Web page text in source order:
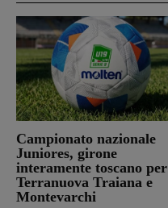
Campionato nazionale
Juniores, girone
interamente toscano per
Terranuova Traiana e
Montevarchi